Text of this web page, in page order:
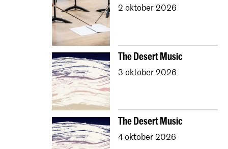
2 oktober 2026
The Desert Music
3 oktober 2026
The Desert Music
4 oktober 2026